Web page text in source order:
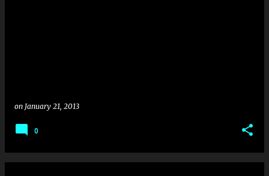
on January 21, 2013
0